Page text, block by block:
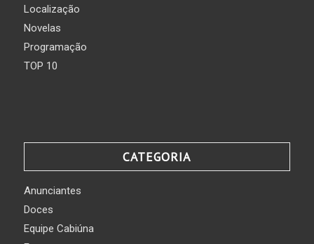
Localização
Novelas
Programação
TOP 10
CATEGORIA
Anunciantes
Doces
Equipe Cabiúna